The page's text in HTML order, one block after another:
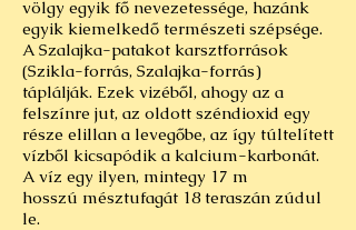
völgy egyik fő nevezetessége, hazánk
egyik kiemelkedő természeti szépsége.
A Szalajka-patakot karsztforrások
(Szikla-forrás, Szalajka-forrás)
táplálják. Ezek vizéből, ahogy az a
felszínre jut, az oldott széndioxid egy
része elillan a levegőbe, az így túltelített
vízből kicsapódik a kalcium-karbonát.
A víz egy ilyen, mintegy 17 m
hosszú mésztufagát 18 teraszán zúdul
le.